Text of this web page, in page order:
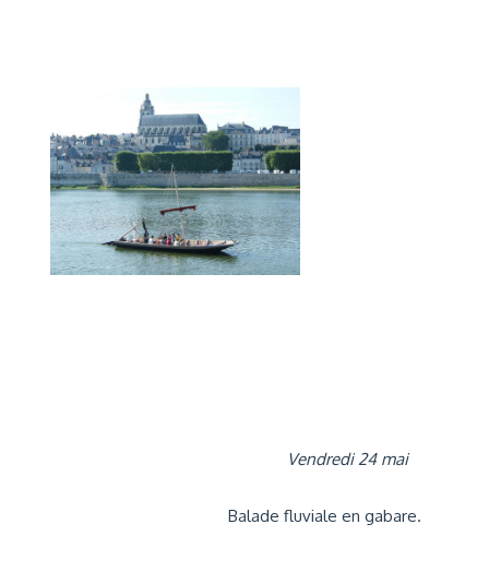
Vendredi 24 mai
Balade fluviale en gabare.